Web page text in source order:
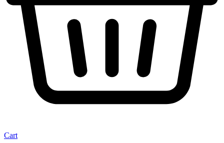
Cart